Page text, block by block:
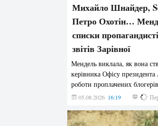
Михайло Шнайдер,
Петро Охотін…
списки
звітів Зарівної
Мендель виклала, як вона
керівника Офісу
роботи проплачених
05.08.2026 16:19 173